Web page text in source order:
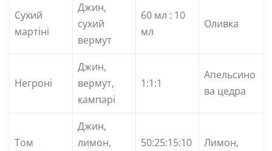
Сухий
мартіні
Джин,
сухий
вермут
60 мл : 10
мл
Оливка
Негроні
Джин,
вермут,
кампарі
1:1:1
Апельсино
ва цедра
Том
Джин,
лимон,
50:25:15:10
Лимон,